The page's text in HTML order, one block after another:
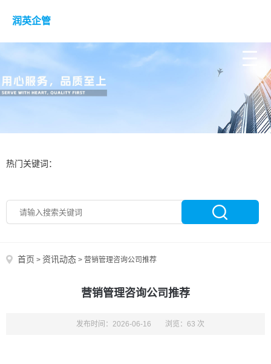
润英企管
热门关键词：
首页 > 资讯动态 > 营销管理咨询公司推荐
营销管理咨询公司推荐
发布时间：2026-06-16 浏览：63 次